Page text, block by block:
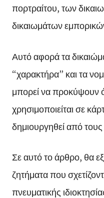
πορτραίτου, των
δικαιωμάτων
Αυτό αφορά τα
“χαρακτήρα” και τα
μπορεί να προκύψουν
χρησιμοποιείται σε
δημιουργηθεί από
Σε αυτό το άρθρο, θα
ζητήματα που
πνευματικής